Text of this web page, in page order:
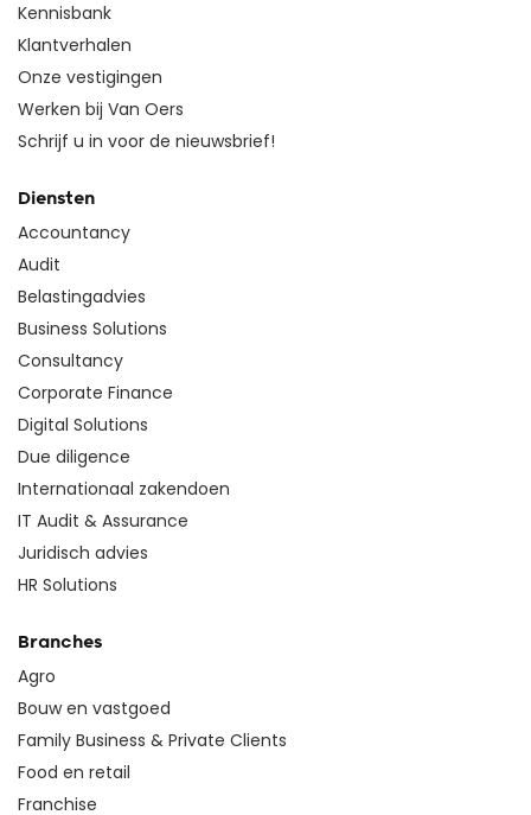
Kennisbank
Klantverhalen
Onze vestigingen
Werken bij Van Oers
Schrijf u in voor de nieuwsbrief!
Diensten
Accountancy
Audit
Belastingadvies
Business Solutions
Consultancy
Corporate Finance
Digital Solutions
Due diligence
Internationaal zakendoen
IT Audit & Assurance
Juridisch advies
HR Solutions
Branches
Agro
Bouw en vastgoed
Family Business & Private Clients
Food en retail
Franchise